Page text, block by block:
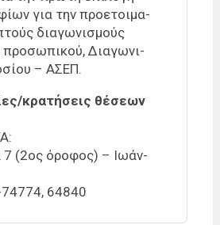
για την προ­ε­τοι­μα­
δια­γω­νι­σμούς
Δια­γω­νι­
– Α­ΣΕ­Π.
​κρα­τή­σεις θέ­σε­ων
7 (2ος όρο­φος) – Ιωάν­
64840